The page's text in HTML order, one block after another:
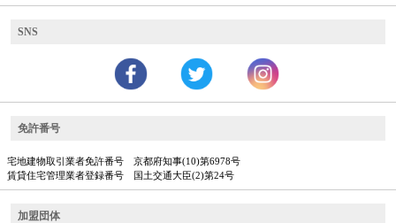
SNS
免許番号
宅地建物取引業者免許番号 京都府知事(10)第6978号
賃貸住宅管理業者登録番号 国土交通大臣(2)第24号
加盟団体